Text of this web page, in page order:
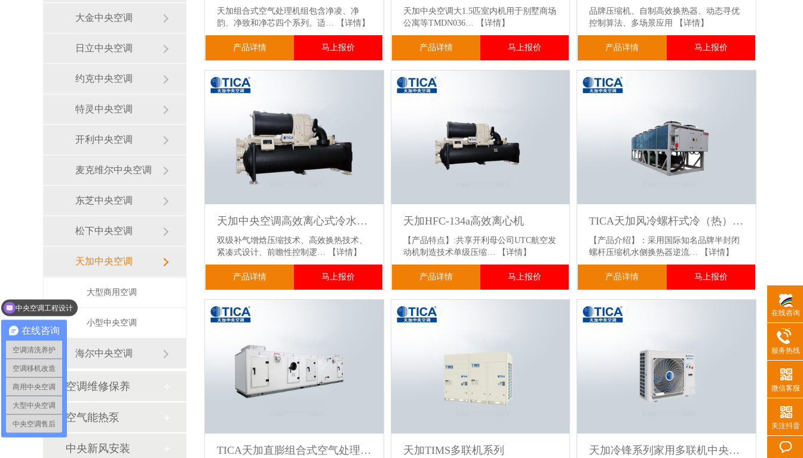
大金中央空调
日立中央空调
约克中央空调
特灵中央空调
开利中央空调
麦克维尔中央空调
东芝中央空调
松下中央空调
天加中央空调
大型商用空调
小型中央空调
海尔中央空调
空调维修保养
空气能热泵
中央新风安装
天加组合式空气处理机组包含净凌、净
韵、净致和净芯四个系列。适…
【详情】
产品详情 马上报价
天加中央空调大1.5匹室内机用于别墅商场
公寓等TMDN036…
【详情】
产品详情 马上报价
品牌压缩机、自制高效换热器、动态寻优
控制算法、多场景应用
【详情】
产品详情 马上报价
天加中央空调高效离心式冷水机组
双级补气增焓压缩技术、高效换热技术、
紧凑式设计、前瞻性控制逻…
【详情】
产品详情 马上报价
天加HFC-134a高效离心机
【产品特点】:共享开利母公司UTC航空发
动机制造技术单级压缩…
【详情】
产品详情 马上报价
TICA天加风冷螺杆式冷（热）水机组
【产品介绍】：采用国际知名品牌半封闭
螺杆压缩机水侧换热器逆流…
【详情】
产品详情 马上报价
TICA天加直膨组合式空气处理机组 天加TIMS多联机系列 天加冷锋系列家用多联机中央空调
在线咨询
服务热线
微信客服
关注抖音
在线咨询
空调清洗养护
空调移机改造
商用中央空调
大型中央空调
中央空调售后
通风系统和新风系统